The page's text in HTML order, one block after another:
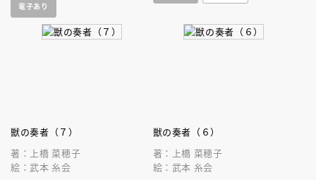
電子あり
獣の奏者（７）
著：上橋 菜穂子
絵：武本 糸会
獣の奏者（６）
著：上橋 菜穂子
絵：武本 糸会